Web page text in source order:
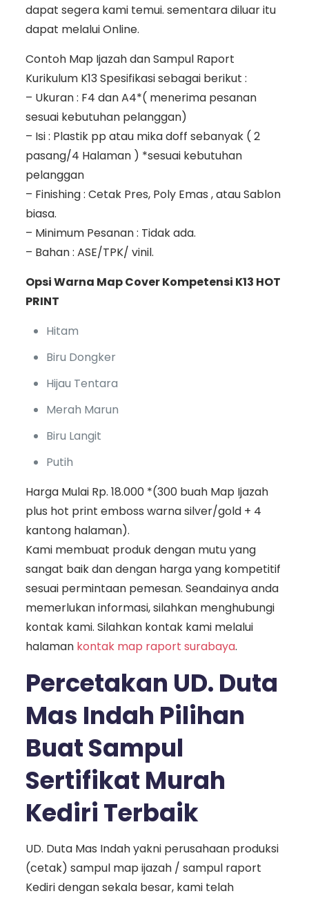
dapat segera kami temui. sementara diluar itu
dapat melalui Online.
Contoh Map Ijazah dan Sampul Raport
Kurikulum K13 Spesifikasi sebagai berikut :
– Ukuran : F4 dan A4*( menerima pesanan
sesuai kebutuhan pelanggan)
– Isi : Plastik pp atau mika doff sebanyak ( 2
pasang/4 Halaman ) *sesuai kebutuhan
pelanggan
– Finishing : Cetak Pres, Poly Emas , atau Sablon
biasa.
– Minimum Pesanan : Tidak ada.
– Bahan : ASE/TPK/ vinil.
Opsi Warna Map Cover Kompetensi K13 HOT
PRINT
Hitam
Biru Dongker
Hijau Tentara
Merah Marun
Biru Langit
Putih
Harga Mulai Rp. 18.000 *(300 buah Map Ijazah
plus hot print emboss warna silver/gold + 4
kantong halaman).
Kami membuat produk dengan mutu yang
sangat baik dan dengan harga yang kompetitif
sesuai permintaan pemesan. Seandainya anda
memerlukan informasi, silahkan menghubungi
kontak kami. Silahkan kontak kami melalui
halaman kontak map raport surabaya.
Percetakan UD. Duta
Mas Indah Pilihan
Buat Sampul
Sertifikat Murah
Kediri Terbaik
UD. Duta Mas Indah yakni perusahaan produksi
(cetak) sampul map ijazah / sampul raport
Kediri dengan sekala besar, kami telah